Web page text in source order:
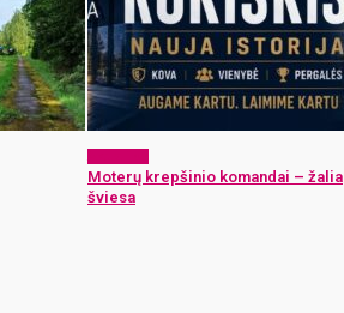
Moterų krepšinio komandai – žalia
šviesa